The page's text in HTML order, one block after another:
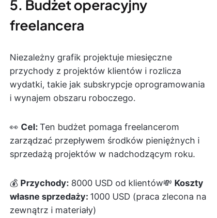
5. Budżet operacyjny
freelancera
Niezależny grafik projektuje miesięczne
przychody z projektów klientów i rozlicza
wydatki, takie jak subskrypcje oprogramowania
i wynajem obszaru roboczego.
👀 Cel: Ten budżet pomaga freelancerom
zarządzać przepływem środków pieniężnych i
sprzedażą projektów w nadchodzącym roku.
💰 Przychody: 8000 USD od klientów💸 Koszty
własne sprzedaży: 1000 USD (praca zlecona na
zewnątrz i materiały)